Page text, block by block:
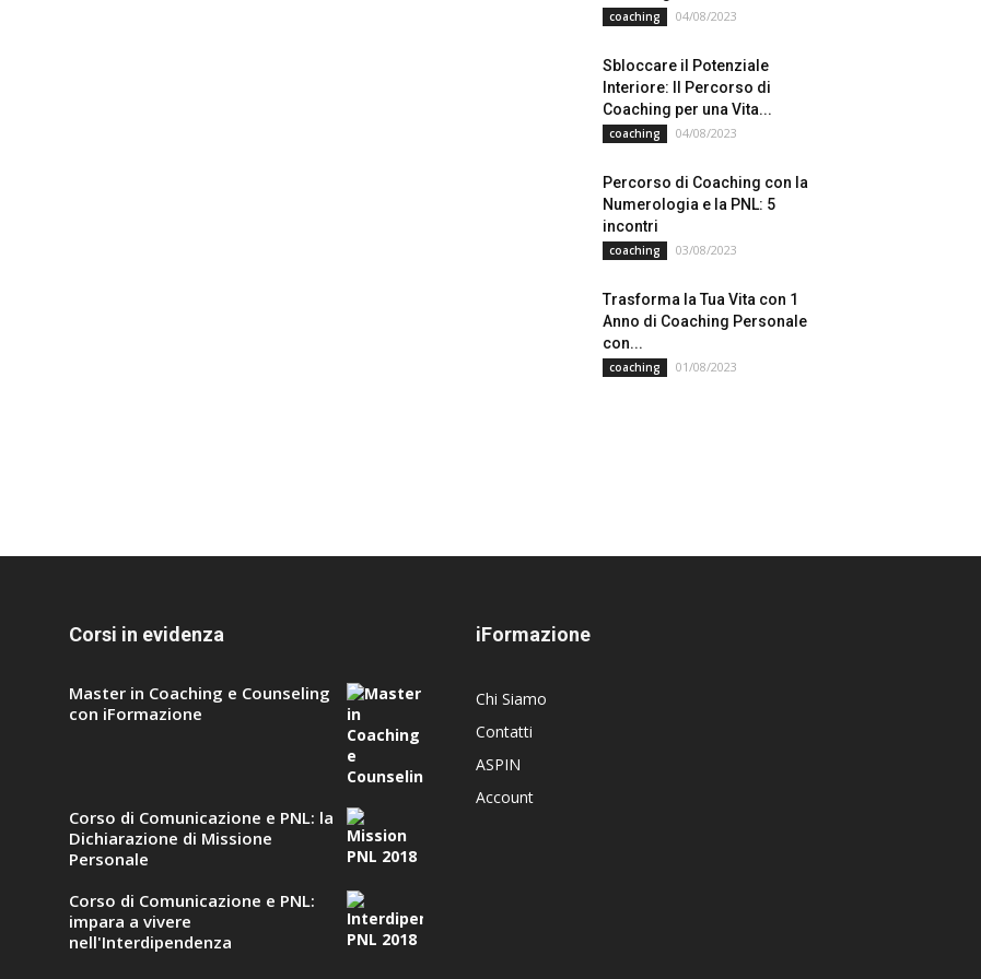
coaching 04/08/2023
Sbloccare il Potenziale
Interiore: Il Percorso di
Coaching per una Vita...
coaching 04/08/2023
Percorso di Coaching con la
Numerologia e la PNL: 5
incontri
coaching 03/08/2023
Trasforma la Tua Vita con 1
Anno di Coaching Personale
con...
coaching 01/08/2023
Corsi in evidenza
Master in Coaching e Counseling
con iFormazione
Corso di Comunicazione e PNL: la
Dichiarazione di Missione
Personale
Corso di Comunicazione e PNL:
impara a vivere
nell'Interdipendenza
iFormazione
Chi Siamo
Contatti
ASPIN
Account